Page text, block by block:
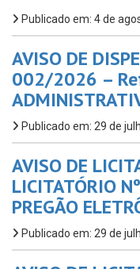
Publicado em: 4 de
AVISO DE
002/2026 –
Publicado em: 29 de
AVISO DE
LICITATÓRIO
PREGÃO
Publicado em: 29 de